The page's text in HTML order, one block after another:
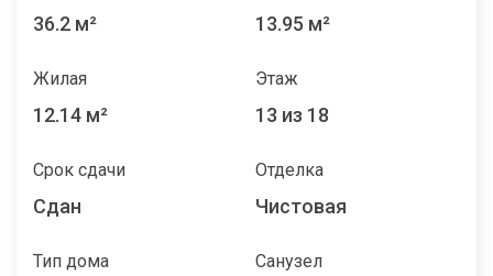
36.2 м² 13.95 м²
Жилая
12.14 м²
Этаж
13 из 18
Срок сдачи
Сдан
Отделка
Чистовая
Тип дома Санузел